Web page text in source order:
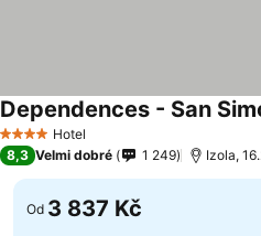
4 Počet hvězdiček
Hotel
Dependences - San
8,3 Velmi dobré 1 249 Izola,
Od 3 837 Kč